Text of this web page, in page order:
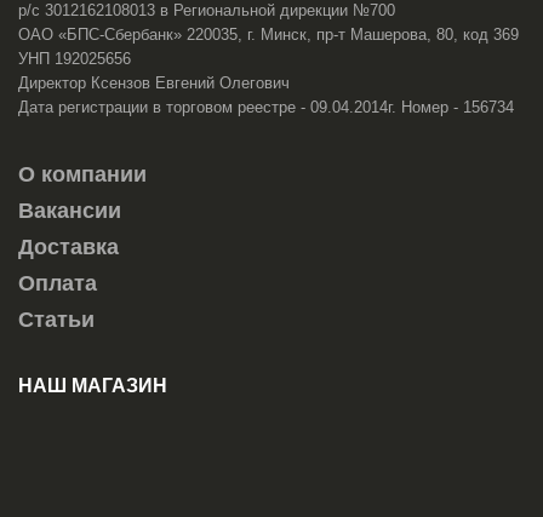
р/с 3012162108013 в Региональной дирекции №700
ОАО «БПС-Сбербанк» 220035, г. Минск, пр-т Машерова, 80, код 369
УНП 192025656
Директор Ксензов Евгений Олегович
Дата регистрации в торговом реестре - 09.04.2014г. Номер - 156734
О компании
Вакансии
Доставка
Оплата
Статьи
НАШ МАГАЗИН